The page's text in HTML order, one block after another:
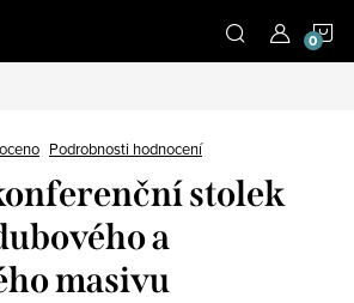
Podrobnosti hodnocení
stolek
a
masivu